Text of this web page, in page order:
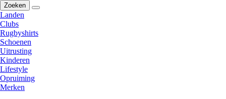
Zoeken
Landen
Clubs
Rugbyshirts
Schoenen
Uitrusting
Kinderen
Lifestyle
Opruiming
Merken